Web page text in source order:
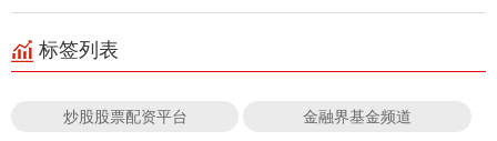
标签列表
炒股股票配资平台 金融界基金频道